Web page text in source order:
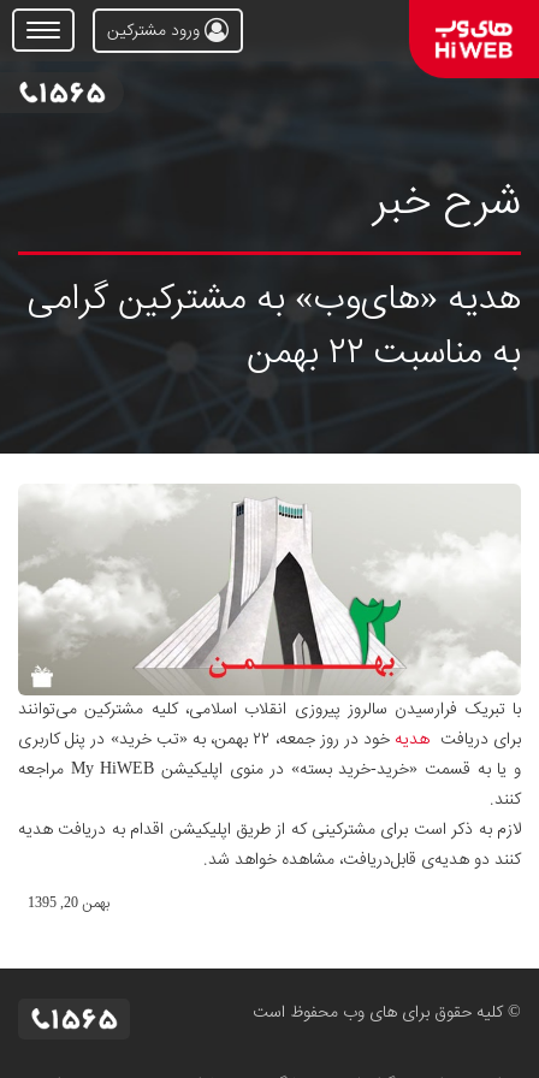
Open
Menu
ورود مشترکین
شرح خبر
هدیه «های‌وب» به مشترکین گرامی
به مناسبت ۲۲ بهمن
با تبریک فرارسیدن سالروز پیروزی انقلاب اسلامی، کلیه مشترکین می‌توانند
برای دریافت هدیه
خود در روز جمعه، ۲۲ بهمن، به «تب خرید» در پنل کاربری
و یا به قسمت «خرید-خرید بسته» در منوی اپلیکیشن My HiWEB مراجعه
کنند.
لازم به ذكر است برای مشترکینی که از طریق اپلیکیشن اقدام به دریافت هدیه
کنند دو هدیه‌ی قابل‌دریافت، مشاهده خواهد شد.
بهمن 20, 1395
© کلیه حقوق برای های وب محفوظ است